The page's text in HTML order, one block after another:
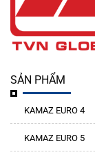
SẢN PHẨM
KAMAZ EURO 4
KAMAZ EURO 5